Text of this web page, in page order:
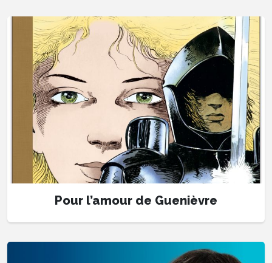
Pour l’amour de Guenièvre